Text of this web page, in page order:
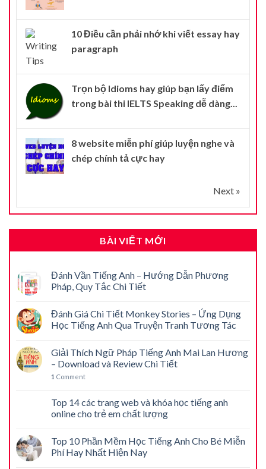
10 Điều cần phải nhớ khi viết essay hay
paragraph
Trọn bộ Idioms hay giúp bạn lấy điểm
trong bài thi IELTS Speaking dễ dàng...
8 website miễn phí giúp luyện nghe và
chép chính tả cực hay
Next »
BÀI VIẾT MỚI
Đánh Vần Tiếng Anh – Hướng Dẫn Phương
Pháp, Quy Tắc Chi Tiết
Đánh Giá Chi Tiết Monkey Stories – Ứng Dụng
Học Tiếng Anh Qua Truyện Tranh Tương Tác
Giải Thích Ngữ Pháp Tiếng Anh Mai Lan Hương
– Download và Review Chi Tiết
1 Comment
Top 14 các trang web và khóa học tiếng anh
online cho trẻ em chất lượng
Top 10 Phần Mềm Học Tiếng Anh Cho Bé Miễn
Phí Hay Nhất Hiện Nay